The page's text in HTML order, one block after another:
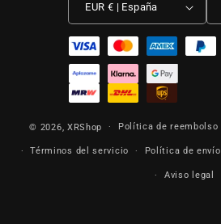
EUR € | España
Formas de pago
© 2026, XRShop Política de reembolso
Términos del servicio Política de envío
Aviso legal